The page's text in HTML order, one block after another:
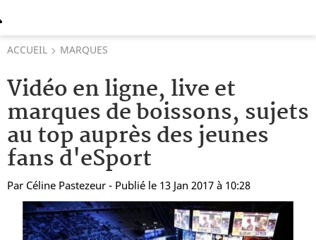
ACCUEIL MARQUES
Vidéo en ligne, live et
marques de boissons, sujets
au top auprès des jeunes
fans d'eSport
Par Céline Pastezeur - Publié le 13 Jan 2017 à 10:28